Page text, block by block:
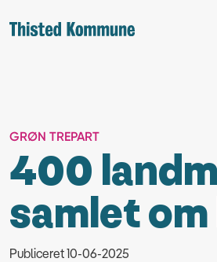
GRØN TREPART
400
samlet
Publiceret 10-06-2025